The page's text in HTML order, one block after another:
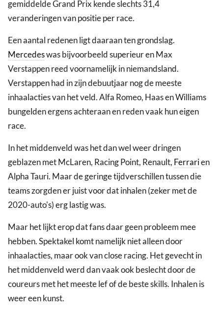
gemiddelde Grand Prix kende slechts 31,4
veranderingen van positie per race.
Een aantal redenen ligt daaraan ten grondslag.
Mercedeswas bijvoorbeeld superieur en Max
Verstappen reed voornamelijk in niemandsland.
Verstappen had in zijn debuutjaar nog de meeste
inhaalacties van het veld. Alfa Romeo, Haas en Williams
bungelden ergens achteraan en reden vaak hun eigen
race.
In het middenveld was het dan wel weer dringen
geblazen met McLaren, Racing Point, Renault, Ferrarien
Alpha Tauri. Maar de geringe tijdverschillen tussen die
teams zorgden er juist voor dat inhalen (zeker met de
2020-auto's) erg lastig was.
Maar het lijkt erop dat fans daar geen probleem mee
hebben. Spektakel komt namelijk niet alleen door
inhaalacties, maar ook van close racing. Het gevecht in
het middenveld werd dan vaak ook beslecht door de
coureurs met het meeste lef of de beste skills. Inhalen is
weer een kunst.